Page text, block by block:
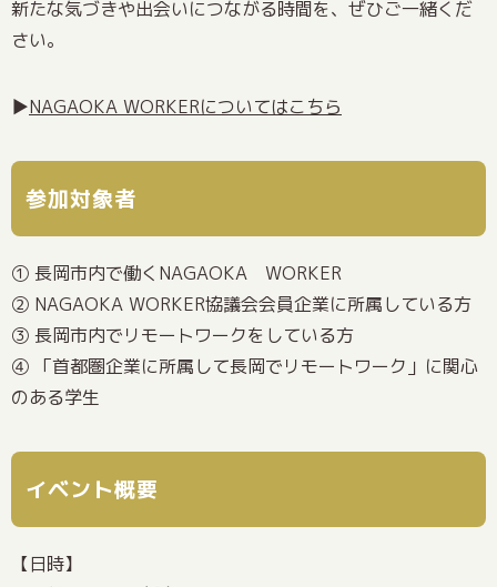
新たな気づきや出会いにつながる時間を、ぜひご一緒くだ
さい。
▶NAGAOKA WORKERについてはこちら
参加対象者
① 長岡市内で働くNAGAOKA WORKER
② NAGAOKA WORKER協議会会員企業に所属している方
③ 長岡市内でリモートワークをしている方
④ 「首都圏企業に所属して長岡でリモートワーク」に関心
のある学生
イベント概要
【日時】